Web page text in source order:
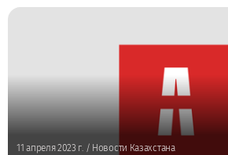
11 апреля 2023 г./ Новости Казахстана